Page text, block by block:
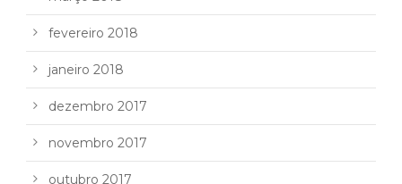
fevereiro 2018
janeiro 2018
dezembro 2017
novembro 2017
outubro 2017